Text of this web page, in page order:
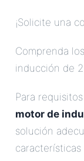
¡Solicite una
Comprenda
inducción de
Para
motor de
solución